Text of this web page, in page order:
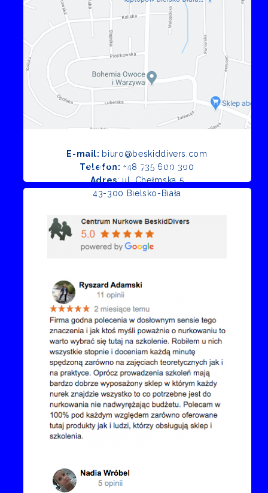
E-mail: biuro@beskiddivers.com
Telefon: +48 735 600 300
Adres: ul. Chełmska 5
43-300 Bielsko-Biała
Opinie Google